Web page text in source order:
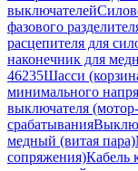
выключателей
фазового
расцепителя для
наконечник для
46235Шасси
минимального
выключателя
срабатывания
медный (витая пара)
сопряжения)Кабель